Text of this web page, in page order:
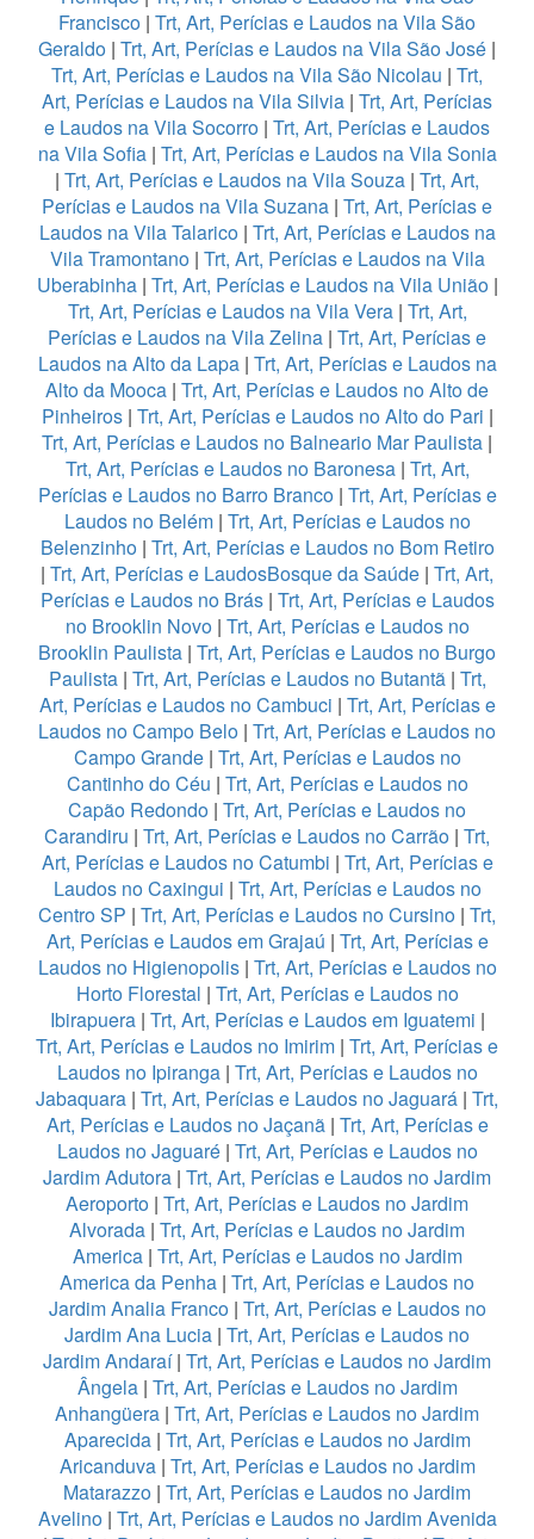
Francisco | Trt, Art, Perícias e Laudos na Vila São
Geraldo | Trt, Art, Perícias e Laudos na Vila São José |
Trt, Art, Perícias e Laudos na Vila São Nicolau | Trt,
Art, Perícias e Laudos na Vila Silvia | Trt, Art, Perícias
e Laudos na Vila Socorro | Trt, Art, Perícias e Laudos
na Vila Sofia| Trt, Art, Perícias e Laudos na Vila Sonia
| Trt, Art, Perícias e Laudos na Vila Souza | Trt, Art,
Perícias e Laudos na Vila Suzana | Trt, Art, Perícias e
Laudos na Vila Talarico| Trt, Art, Perícias e Laudos na
Vila Tramontano| Trt, Art, Perícias e Laudos na Vila
Uberabinha| Trt, Art, Perícias e Laudos na Vila União|
Trt, Art, Perícias e Laudos na Vila Vera| Trt, Art,
Perícias e Laudos na Vila Zelina | Trt, Art, Perícias e
Laudos na Alto da Lapa| Trt, Art, Perícias e Laudos na
Alto da Mooca | Trt, Art, Perícias e Laudos no Alto de
Pinheiros| Trt, Art, Perícias e Laudos no Alto do Pari |
Trt, Art, Perícias e Laudos no Balneario Mar Paulista |
Trt, Art, Perícias e Laudos no Baronesa| Trt, Art,
Perícias e Laudos no Barro Branco| Trt, Art, Perícias e
Laudos no Belém| Trt, Art, Perícias e Laudos no
Belenzinho| Trt, Art, Perícias e Laudos no Bom Retiro
| Trt, Art, Perícias e LaudosBosque da Saúde | Trt, Art,
Perícias e Laudos no Brás| Trt, Art, Perícias e Laudos
no Brooklin Novo| Trt, Art, Perícias e Laudos no
Brooklin Paulista | Trt, Art, Perícias e Laudos no Burgo
Paulista| Trt, Art, Perícias e Laudos no Butantã| Trt,
Art, Perícias e Laudos no Cambuci | Trt, Art, Perícias e
Laudos no Campo Belo | Trt, Art, Perícias e Laudos no
Campo Grande| Trt, Art, Perícias e Laudos no
Cantinho do Céu | Trt, Art, Perícias e Laudos no
Capão Redondo | Trt, Art, Perícias e Laudos no
Carandiru | Trt, Art, Perícias e Laudos no Carrão | Trt,
Art, Perícias e Laudos no Catumbi | Trt, Art, Perícias e
Laudos no Caxingui | Trt, Art, Perícias e Laudos no
Centro SP | Trt, Art, Perícias e Laudos no Cursino | Trt,
Art, Perícias e Laudos em Grajaú | Trt, Art, Perícias e
Laudos no Higienopolis| Trt, Art, Perícias e Laudos no
Horto Florestal | Trt, Art, Perícias e Laudos no
Ibirapuera| Trt, Art, Perícias e Laudos em Iguatemi |
Trt, Art, Perícias e Laudos no Imirim | Trt, Art, Perícias e
Laudos no Ipiranga| Trt, Art, Perícias e Laudos no
Jabaquara | Trt, Art, Perícias e Laudos no Jaguará | Trt,
Art, Perícias e Laudos no Jaçanã| Trt, Art, Perícias e
Laudos no Jaguaré| Trt, Art, Perícias e Laudos no
Jardim Adutora | Trt, Art, Perícias e Laudos no Jardim
Aeroporto | Trt, Art, Perícias e Laudos no Jardim
Alvorada | Trt, Art, Perícias e Laudos no Jardim
America| Trt, Art, Perícias e Laudos no Jardim
America da Penha | Trt, Art, Perícias e Laudos no
Jardim Analia Franco| Trt, Art, Perícias e Laudos no
Jardim Ana Lucia | Trt, Art, Perícias e Laudos no
Jardim Andaraí| Trt, Art, Perícias e Laudos no Jardim
Ângela| Trt, Art, Perícias e Laudos no Jardim
Anhangüera | Trt, Art, Perícias e Laudos no Jardim
Aparecida| Trt, Art, Perícias e Laudos no Jardim
Aricanduva| Trt, Art, Perícias e Laudos no Jardim
Matarazzo | Trt, Art, Perícias e Laudos no Jardim
Avelino| Trt, Art, Perícias e Laudos no Jardim Avenida